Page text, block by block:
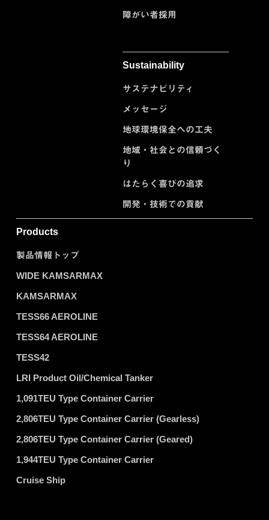
障がい者採用
Sustainability
サステナビリティ
メッセージ
地球環境保全への工夫
地域・社会との信頼づく
り
はたらく喜びの追求
開発・技術での貢献
Products
製品情報トップ
WIDE KAMSARMAX
KAMSARMAX
TESS66 AEROLINE
TESS64 AEROLINE
TESS42
LRI Product Oil/Chemical Tanker
1,091TEU Type Container Carrier
2,806TEU Type Container Carrier (Gearless)
2,806TEU Type Container Carrier (Geared)
1,944TEU Type Container Carrier
Cruise Ship